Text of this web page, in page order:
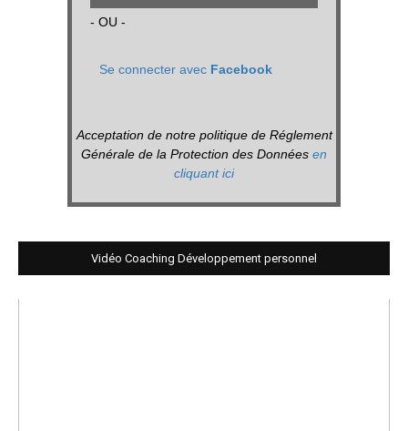
- OU -
Se connecter avec Facebook
Acceptation de notre politique de Réglement
Générale de la Protection des Données en
cliquant ici
Vidéo Coaching Développement personnel